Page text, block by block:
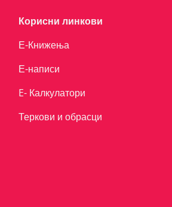
Корисни линкови
Е-Книжења
Е-написи
E- Калкулатори
Теркови и обрасци